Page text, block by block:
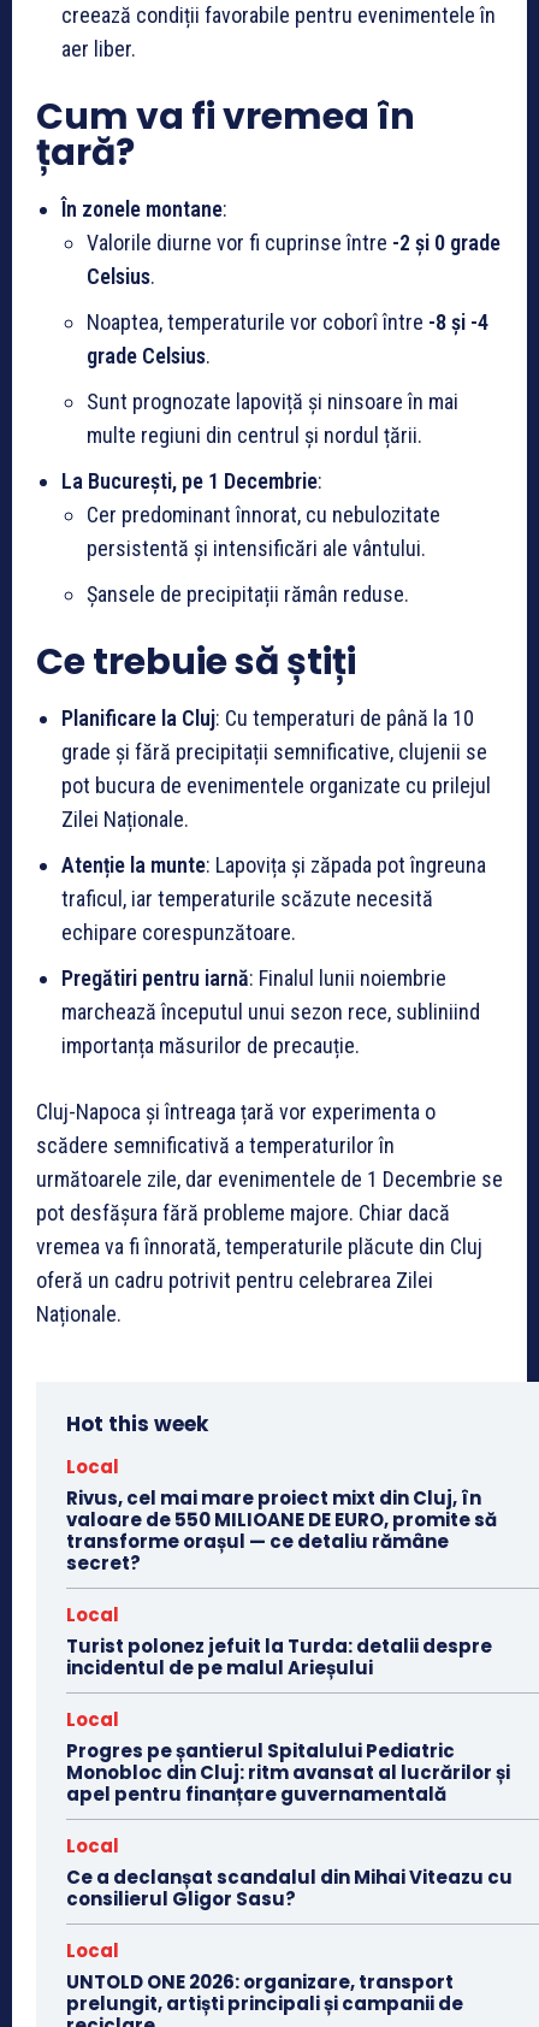
creează condiții favorabile pentru evenimentele în
aer liber.
Cum va fi vremea în
țară?
În zonele montane:
Valorile diurne vor fi cuprinse între -2 și 0 grade
Celsius.
Noaptea, temperaturile vor coborî între -8 și -4
grade Celsius.
Sunt prognozate lapoviță și ninsoare în mai
multe regiuni din centrul și nordul țării.
La București, pe 1 Decembrie:
Cer predominant înnorat, cu nebulozitate
persistentă și intensificări ale vântului.
Șansele de precipitații rămân reduse.
Ce trebuie să știți
Planificare la Cluj: Cu temperaturi de până la 10
grade și fără precipitații semnificative, clujenii se
pot bucura de evenimentele organizate cu prilejul
Zilei Naționale.
Atenție la munte: Lapovița și zăpada pot îngreuna
traficul, iar temperaturile scăzute necesită
echipare corespunzătoare.
Pregătiri pentru iarnă: Finalul lunii noiembrie
marchează începutul unui sezon rece, subliniind
importanța măsurilor de precauție.
Cluj-Napoca și întreaga țară vor experimenta o
scădere semnificativă a temperaturilor în
următoarele zile, dar evenimentele de 1 Decembrie se
pot desfășura fără probleme majore. Chiar dacă
vremea va fi înnorată, temperaturile plăcute din Cluj
oferă un cadru potrivit pentru celebrarea Zilei
Naționale.
Hot this week
Local
Rivus, cel mai mare proiect mixt din Cluj, în
valoare de 550 MILIOANE DE EURO, promite să
transforme orașul — ce detaliu rămâne
secret?
Local
Turist polonez jefuit la Turda: detalii despre
incidentul de pe malul Arieșului
Local
Progres pe șantierul Spitalului Pediatric
Monobloc din Cluj: ritm avansat al lucrărilor și
apel pentru finanțare guvernamentală
Local
Ce a declanșat scandalul din Mihai Viteazu cu
consilierul Gligor Sasu?
Local
UNTOLD ONE 2026: organizare, transport
prelungit, artiști principali și campanii de